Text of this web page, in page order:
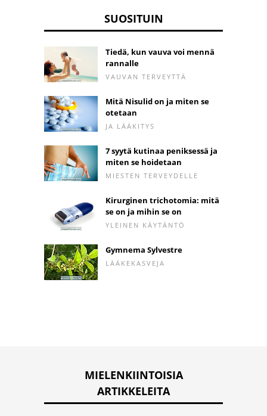
SUOSITUIN
Tiedä, kun vauva voi mennä
rannalle
VAUVAN TERVEYTTÄ
Mitä Nisulid on ja miten se
otetaan
JA LÄÄKITYS
7 syytä kutinaa peniksessä ja
miten se hoidetaan
MIESTEN TERVEYDELLE
Kirurginen trichotomia: mitä
se on ja mihin se on
YLEINEN KÄYTÄNTÖ
Gymnema Sylvestre
LÄÄKEKASVEJA
MIELENKIINTOISIA
ARTIKKELEITA